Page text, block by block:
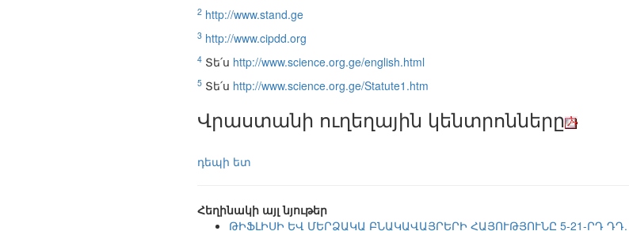
2 http://www.stand.ge
3 http://www.cipdd.org
4 Տե՛ս http://www.science.org.ge/english.html
5 Տե՛ս http://www.science.org.ge/Statute1.htm
Վրաստանի ուղեղային կենտրոնները
դեպի ետ
Հեղինակի այլ նյութեր
ԹԻՖԼԻՍԻ ԵՎ ՄԵՐՁԱԿԱ ԲՆԱԿԱՎԱՅՐԵՐԻ ՀԱՅՈՒԹՅՈՒՆԸ 5-21-ՐԴ